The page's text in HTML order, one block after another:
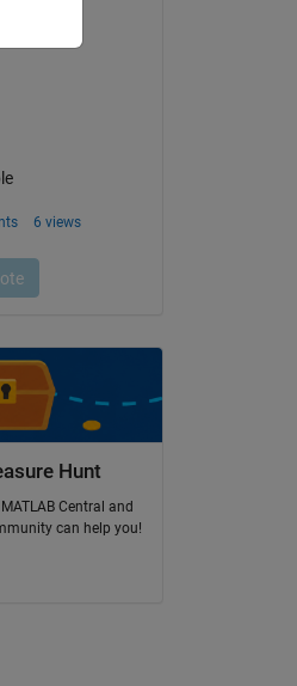
Hunt
Central and
can help you!